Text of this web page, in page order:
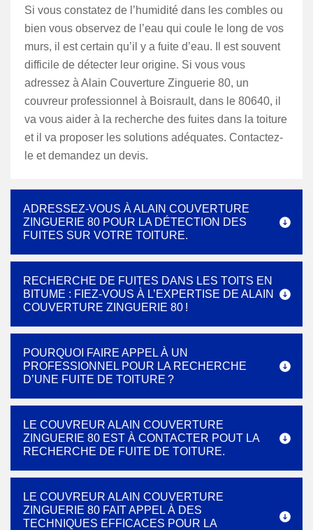
Si vous constatez de l’humidité dans les combles ou
bien vous observez de l’eau qui coule le long de vos
murs, il est certain qu’il y a fuite d’eau. Il est souvent
difficile de détecter leur origine. Si vous vous
adressez à Alain Couverture Zinguerie 80, un
couvreur professionnel à Boisrault, dans le 80640, il
va vous aider à la recherche des fuites dans la toiture
et il va proposer les solutions adéquates. Contactez-
le et demandez un devis.
ADRESSEZ-VOUS À ALAIN COUVERTURE
ZINGUERIE 80 POUR LA DÉTECTION DES
FUITES SUR VOTRE TOITURE.
RECHERCHE DE FUITES DANS LES TOITS EN
BITUME : FIEZ-VOUS À L’EXPERTISE DE ALAIN
COUVERTURE ZINGUERIE 80 !
POURQUOI FAIRE APPEL À UN
PROFESSIONNEL POUR LA RECHERCHE
D’UNE FUITE DE TOITURE ?
LE COUVREUR ALAIN COUVERTURE
ZINGUERIE 80 EST À CONTACTER POUT LA
RECHERCHE DE FUITE DE TOITURE.
LE COUVREUR ALAIN COUVERTURE
ZINGUERIE 80 FAIT APPEL À DES
TECHNIQUES EFFICACES POUR LA